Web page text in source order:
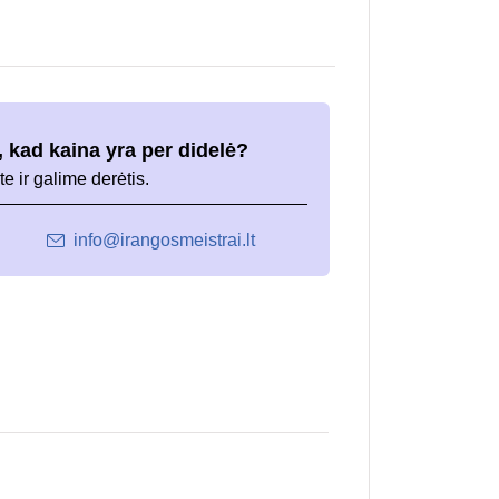
kad kaina yra per didelė?
ir galime derėtis.
info@irangosmeistrai.lt